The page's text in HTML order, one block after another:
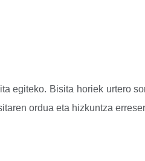
egiteko. Bisita horiek urtero
ordua eta hizkuntza